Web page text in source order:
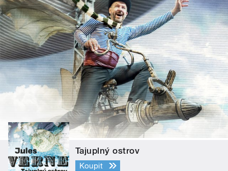
Tajuplný ostrov
Koupit